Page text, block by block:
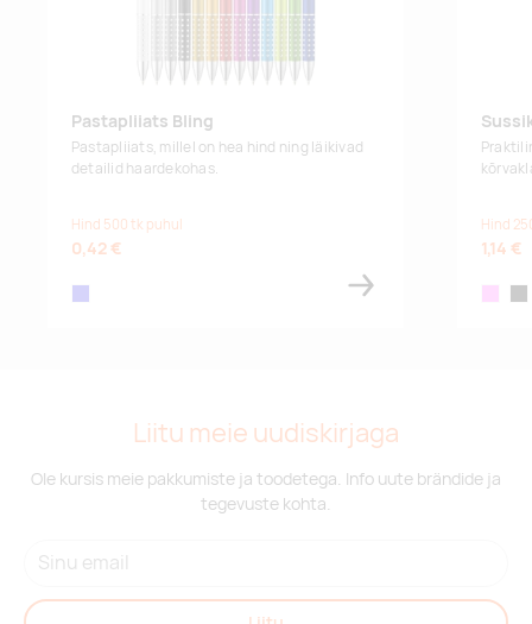
Pastapliiats Bling
Pastapliiats, millel on hea hind ning läikivad
detailid haardekohas.
Hind 500 tk puhul
0,42 €
Hind
1,14 €
Liitu meie uudiskirjaga
Ole kursis meie pakkumiste ja toodetega. Info uute brändide ja
tegevuste kohta.